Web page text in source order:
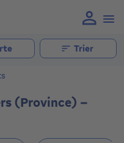
Trier
(Province) -